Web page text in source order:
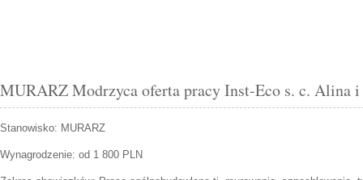
MURARZ Modrzyca oferta pracy Inst-Eco s. c. Alina i
Stanowisko: MURARZ
Wynagrodzenie: od 1 800 PLN